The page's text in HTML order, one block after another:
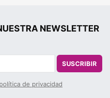
NEWSLETTER
SUSCRIBIR
política de privacidad